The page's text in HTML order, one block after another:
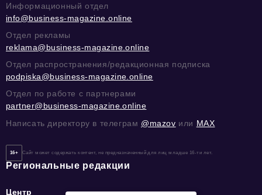
Информационный отдел
info@business-magazine.online
Отдел рекламы
reklama@business-magazine.online
Отдел распространения/редакционная подписка
podpiska@business-magazine.online
Отдел по работе с партнерами
partner@business-magazine.online
Написать директору в телеграм @mazov или MAX
16+ Сайт может содержать контент, не предназначенный для лиц младше 16-ти лет.
Региональные редакции
Центр